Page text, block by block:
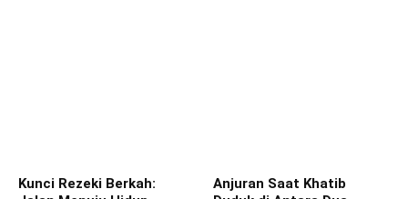
Kunci Rezeki Berkah:
Anjuran Saat Khatib